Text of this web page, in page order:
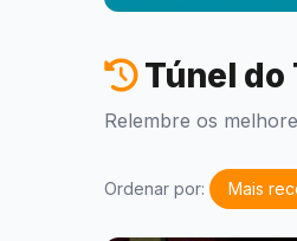
Túnel do
Relembre os
Ordenar por: Mais